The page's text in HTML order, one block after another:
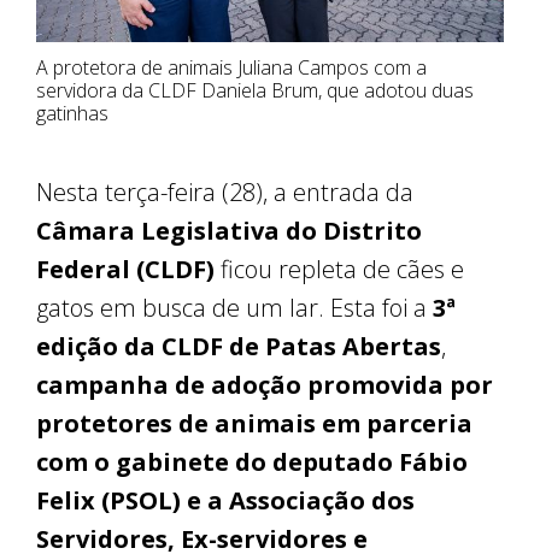
A protetora de animais Juliana Campos com a
servidora da CLDF Daniela Brum, que adotou duas
gatinhas
Nesta terça-feira (28), a entrada da
Câmara Legislativa do Distrito
Federal (CLDF) ficou repleta de cães e
gatos em busca de um lar. Esta foi a 3ª
edição da CLDF de Patas Abertas,
campanha de adoção promovida por
protetores de animais em parceria
com o gabinete do deputado Fábio
Felix (PSOL) e a Associação dos
Servidores, Ex-servidores e